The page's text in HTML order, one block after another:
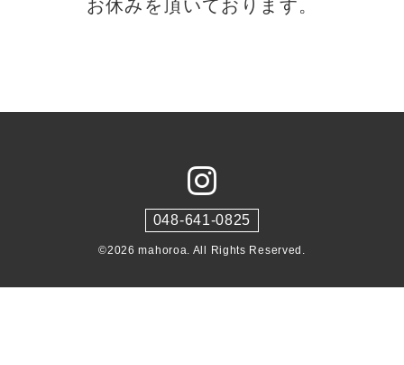
お休みを頂いております。
048-641-0825
©2026mahoroa. All Rights Reserved.